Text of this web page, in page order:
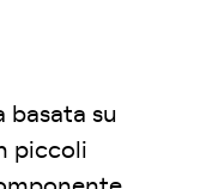
basata su
piccoli